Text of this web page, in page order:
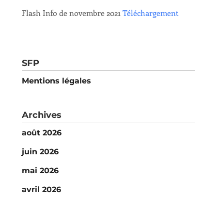
Flash Info de novembre 2021 Téléchargement
SFP
Mentions légales
Archives
août 2026
juin 2026
mai 2026
avril 2026